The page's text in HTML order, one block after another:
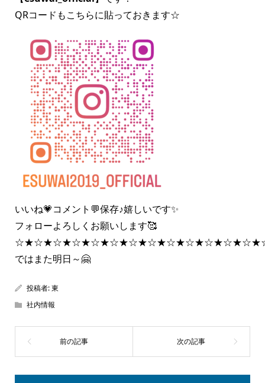
QRコードもこちらに貼っておきます☆
いいね💗コメント💬保存♪嬉しいです✨
フォローよろしくお願いします🥰
ではまた明日～🤗
投稿者:東
社内情報